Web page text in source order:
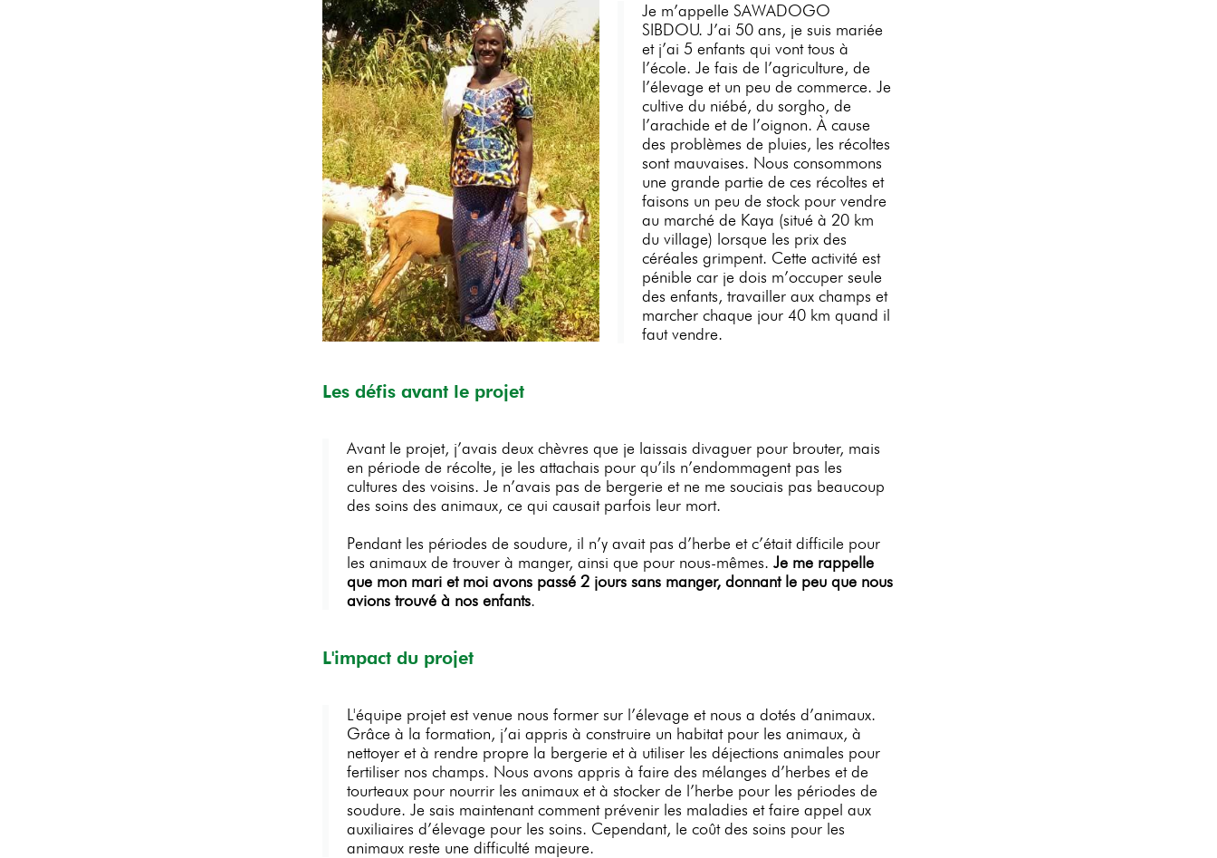
Je m’appelle SAWADOGO
SIBDOU. J’ai 50 ans, je suis mariée
et j’ai 5 enfants qui vont tous à
l’école. Je fais de l’agriculture, de
l’élevage et un peu de commerce. Je
cultive du niébé, du sorgho, de
l’arachide et de l’oignon. À cause
des problèmes de pluies, les récoltes
sont mauvaises. Nous consommons
une grande partie de ces récoltes et
faisons un peu de stock pour vendre
au marché de Kaya (situé à 20 km
du village) lorsque les prix des
céréales grimpent. Cette activité est
pénible car je dois m’occuper seule
des enfants, travailler aux champs et
marcher chaque jour 40 km quand il
faut vendre.
Les défis avant le projet
Avant le projet, j’avais deux chèvres que je laissais divaguer pour brouter, mais
en période de récolte, je les attachais pour qu’ils n’endommagent pas les
cultures des voisins. Je n’avais pas de bergerie et ne me souciais pas beaucoup
des soins des animaux, ce qui causait parfois leur mort.
Pendant les périodes de soudure, il n’y avait pas d’herbe et c’était difficile pour
les animaux de trouver à manger, ainsi que pour nous-mêmes. Je me rappelle
que mon mari et moi avons passé 2 jours sans manger, donnant le peu que nous
avions trouvé à nos enfants.
L'impact du projet
L'équipe projet est venue nous former sur l’élevage et nous a dotés d’animaux.
Grâce à la formation, j’ai appris à construire un habitat pour les animaux, à
nettoyer et à rendre propre la bergerie et à utiliser les déjections animales pour
fertiliser nos champs. Nous avons appris à faire des mélanges d’herbes et de
tourteaux pour nourrir les animaux et à stocker de l’herbe pour les périodes de
soudure. Je sais maintenant comment prévenir les maladies et faire appel aux
auxiliaires d’élevage pour les soins. Cependant, le coût des soins pour les
animaux reste une difficulté majeure.